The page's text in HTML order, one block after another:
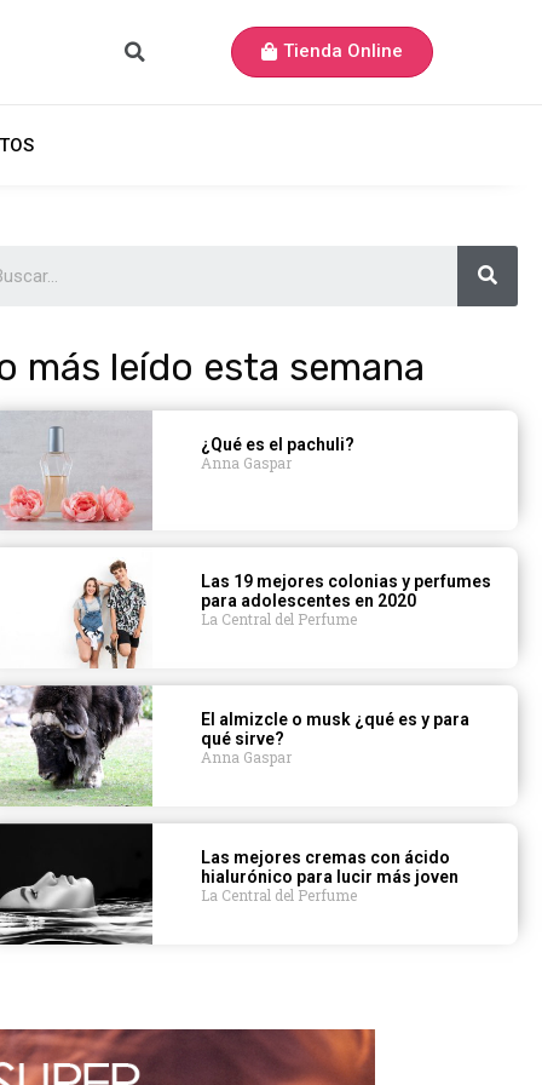
Tienda Online
más leído esta semana
¿Qué es el pachuli?
Anna Gaspar
Las 19 mejores colonias y perfumes
para adolescentes en 2020
La Central del Perfume
El almizcle o musk ¿qué es y para
qué sirve?
Anna Gaspar
Las mejores cremas con ácido
hialurónico para lucir más joven
La Central del Perfume